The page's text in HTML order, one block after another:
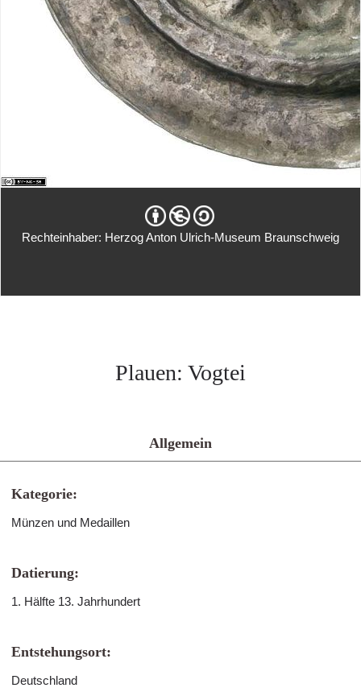
Rechteinhaber: Herzog Anton Ulrich-Museum Braunschweig
Plauen: Vogtei
Allgemein
Kategorie:
Münzen und Medaillen
Datierung:
1. Hälfte 13. Jahrhundert
Entstehungsort:
Deutschland